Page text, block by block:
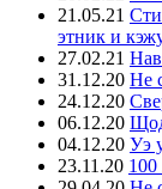
21.05.21
этник и
27.02.21
31.12.20 Не
24.12.20
06.12.20
04.12.20 Уэ
23.11.20 100